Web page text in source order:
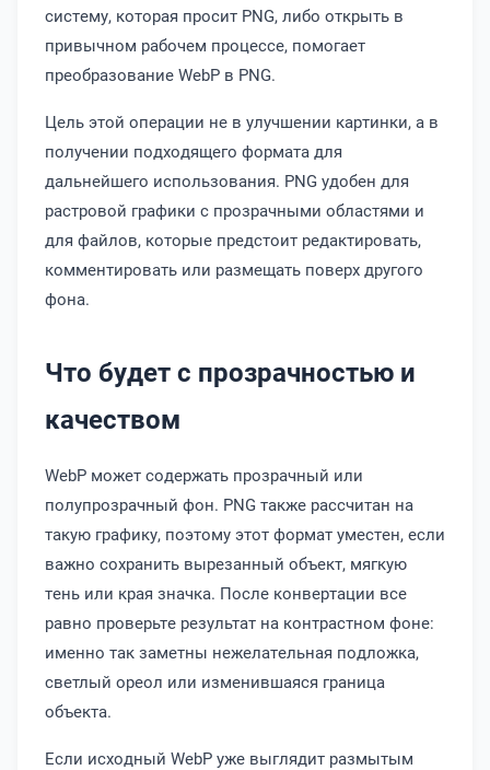
систему, которая просит PNG, либо открыть в
привычном рабочем процессе, помогает
преобразование WebP в PNG.
Цель этой операции не в улучшении картинки, а в
получении подходящего формата для
дальнейшего использования. PNG удобен для
растровой графики с прозрачными областями и
для файлов, которые предстоит редактировать,
комментировать или размещать поверх другого
фона.
Что будет с прозрачностью и
качеством
WebP может содержать прозрачный или
полупрозрачный фон. PNG также рассчитан на
такую графику, поэтому этот формат уместен, если
важно сохранить вырезанный объект, мягкую
тень или края значка. После конвертации все
равно проверьте результат на контрастном фоне:
именно так заметны нежелательная подложка,
светлый ореол или изменившаяся граница
объекта.
Если исходный WebP уже выглядит размытым